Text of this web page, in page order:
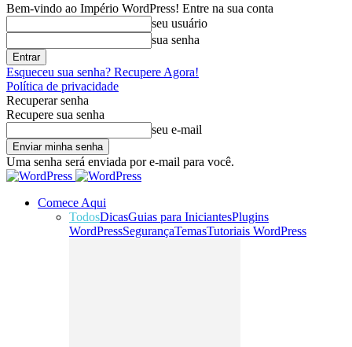
Bem-vindo ao Império WordPress! Entre na sua conta
seu usuário
sua senha
Esqueceu sua senha? Recupere Agora!
Política de privacidade
Recuperar senha
Recupere sua senha
seu e-mail
Uma senha será enviada por e-mail para você.
Comece Aqui
TodosDicasGuias para IniciantesPlugins
WordPressSegurançaTemasTutoriais WordPress